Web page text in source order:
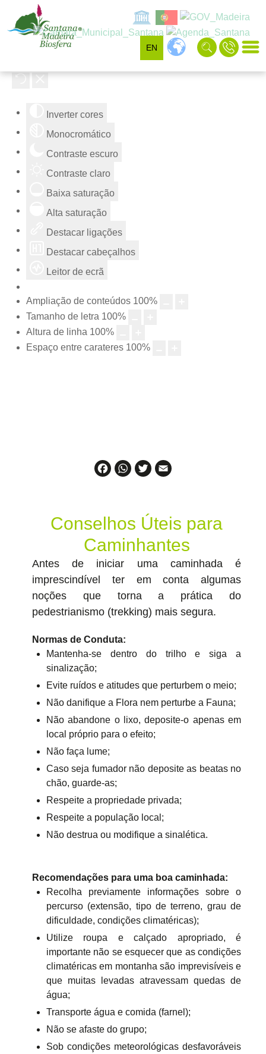
Inverter cores
Monocromático
Contraste escuro
Contraste claro
Baixa saturação
Alta saturação
Destacar ligações
Destacar cabeçalhos
Leitor de ecrã
Ampliação de conteúdos 100%
Tamanho de letra 100%
Altura de linha 100%
Espaço entre carateres 100%
EN
FacebookWhatsApp
Twitter
Conselhos Úteis para
Caminhantes
Antes de iniciar uma caminhada é
imprescindível ter em conta algumas
noções que torna a prática do
pedestrianismo (trekking) mais segura.
Normas de Conduta:
Mantenha-se dentro do trilho e siga a
sinalização;
Evite ruídos e atitudes que perturbem o meio;
Não danifique a Flora nem perturbe a Fauna;
Não abandone o lixo, deposite-o apenas em
local próprio para o efeito;
Não faça lume;
Caso seja fumador não deposite as beatas no
chão, guarde-as;
Respeite a propriedade privada;
Respeite a população local;
Não destrua ou modifique a sinalética.
Recomendações para uma boa caminhada:
Recolha previamente informações sobre o
percurso (extensão, tipo de terreno, grau de
dificuldade, condições climatéricas);
Utilize roupa e calçado apropriado, é
importante não se esquecer que as condições
climatéricas em montanha são imprevisíveis e
que muitas levadas atravessam quedas de
água;
Transporte água e comida (farnel);
Não se afaste do grupo;
Sob condições meteorológicas desfavoráveis